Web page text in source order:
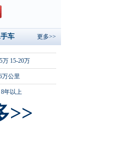
车 更多>>
万 15-20万
万公里
8年以上
>>